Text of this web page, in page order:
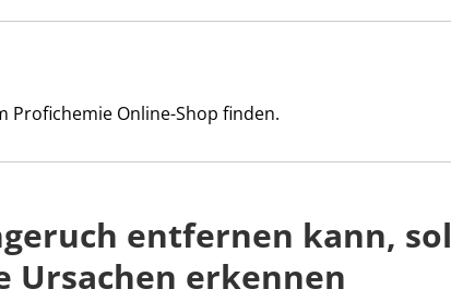
Profichemie Online-Shop finden.
entfernen kann,
Ursachen erkennen